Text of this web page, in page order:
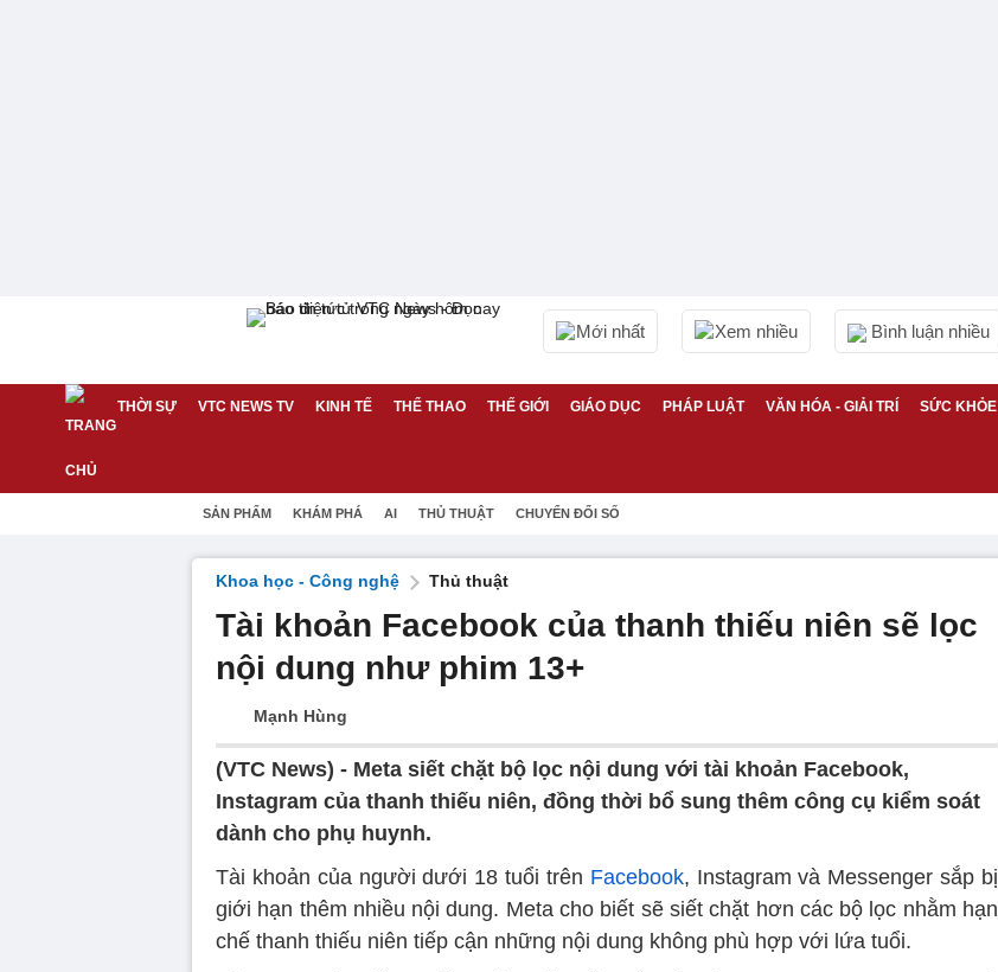
Mới nhất Xem nhiều Bình luận nhiều
THỜI SỰ VTC NEWS TV KINH TẾ THỂ THAO THẾ GIỚI GIÁO DỤC PHÁP LUẬT VĂN HÓA - GIẢI TRÍ SỨC KHỎE
SẢN PHẨM KHÁM PHÁ AI THỦ THUẬT CHUYỂN ĐỔI SỐ
Khoa học - Công nghệ Thủ thuật
Tài khoản Facebook của thanh thiếu niên sẽ lọc
nội dung như phim 13+
Mạnh Hùng
(VTC News) - Meta siết chặt bộ lọc nội dung với tài khoản Facebook,
Instagram của thanh thiếu niên, đồng thời bổ sung thêm công cụ kiểm soát
dành cho phụ huynh.
Tài khoản của người dưới 18 tuổi trên Facebook, Instagram và Messenger sắp bị
giới hạn thêm nhiều nội dung. Meta cho biết sẽ siết chặt hơn các bộ lọc nhằm hạn
chế thanh thiếu niên tiếp cận những nội dung không phù hợp với lứa tuổi.